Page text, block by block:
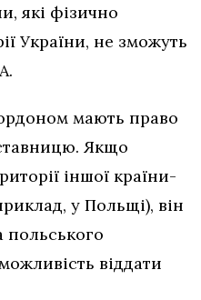
які фізично
України, не зможуть
мають право
Якщо
іншої країни-
у Польщі), він
польського
віддати